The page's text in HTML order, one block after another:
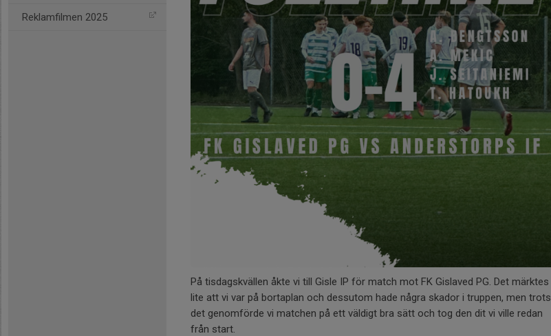
Reklamfilmen 2025
På tisdagskvällen åkte vi till Gisle IP för match mot FK Gislaved PG. Det märktes
lite att vi var på bortaplan och dessutom hade några skador i truppen, men trots
det genomförde vi matchen på ett väldigt bra sätt och tog den dit vi ville redan
från start.